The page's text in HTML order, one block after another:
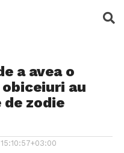
a avea o
au
zodie